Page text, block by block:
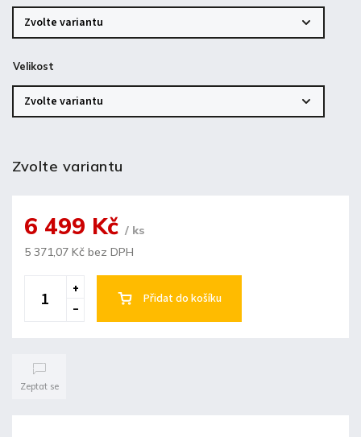
Velikost
Zvolte variantu
6 499 Kč / ks
5 371,07 Kč bez DPH
Přidat do košíku
Zeptat se